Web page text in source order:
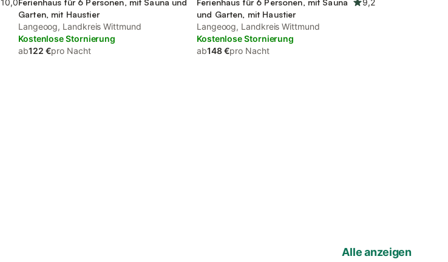
10,0Ferienhaus für 6 Personen, mit Sauna und
Garten, mit Haustier
Langeoog, Landkreis Wittmund
Kostenlose Stornierung
ab122 €pro Nacht
Ferienhaus für 6 Personen, mit Sauna
und Garten, mit Haustier
9,2
Langeoog, Landkreis Wittmund
Kostenlose Stornierung
ab148 €pro Nacht
Alle anzeigen